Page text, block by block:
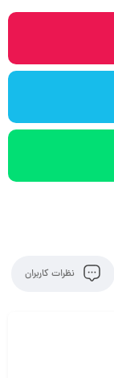
نظرات کاربران